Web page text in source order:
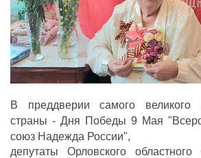
г. Орел, ул. Ковальская,
8 (4862) 22-33-44
8 (4862) 77-88-99
Вход
В преддверии самого великого
страны - Дня Победы 9 Мая
союз Надежда России",
депутаты Орловского